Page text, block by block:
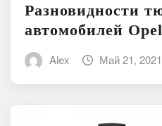
Разновидности
автомобилей Opel
Alex Май 21, 2021